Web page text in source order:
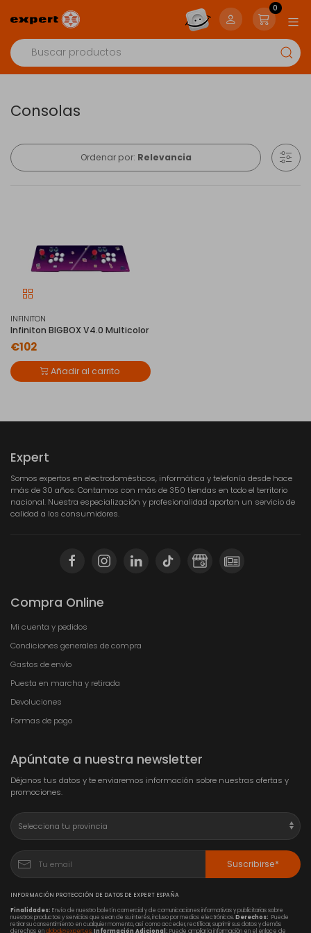
0
Consolas
Ordenar por: Relevancia
INFINITON
Infiniton BIGBOX V4.0 Multicolor
€102
Añadir al carrito
Expert
Somos expertos en electrodomésticos, informática y telefonía desde hace
más de 30 años. Contamos con más de 350 tiendas en todo el territorio
nacional. Nuestra especialización y profesionalidad aportan un servicio de
calidad a los consumidores.
Compra Online
Mi cuenta y pedidos
Condiciones generales de compra
Gastos de envío
Puesta en marcha y retirada
Devoluciones
Formas de pago
Apúntate a nuestra newsletter
Déjanos tus datos y te enviaremos información sobre nuestras ofertas y
promociones.
Suscribirse*
INFORMACIÓN PROTECCIÓN DE DATOS DE EXPERT ESPAÑA
Finalidades: Envío de nuestro boletín comercial y de comunicaciones informativas y publicitarias sobre
nuestros productos y servicios que sean de su interés, incluso por medios electrónicos.Derechos: Puede
retirar su consentimiento en cualquier momento, así como acceder, rectificar, suprimir sus datos y demás